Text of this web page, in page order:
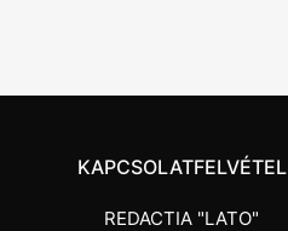
KAPCSOLATFELVÉTEL
REDACTIA "LATO"